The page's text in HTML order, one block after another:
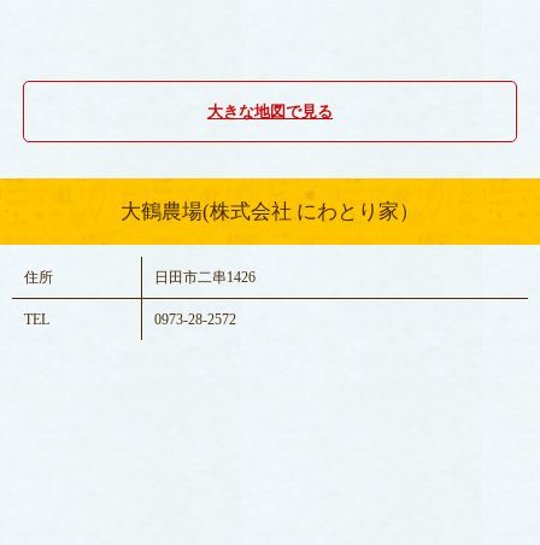
大きな地図で見る
大鶴農場(株式会社 にわとり家）
住所 日田市二串1426
TEL 0973-28-2572